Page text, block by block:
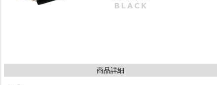
商品詳細